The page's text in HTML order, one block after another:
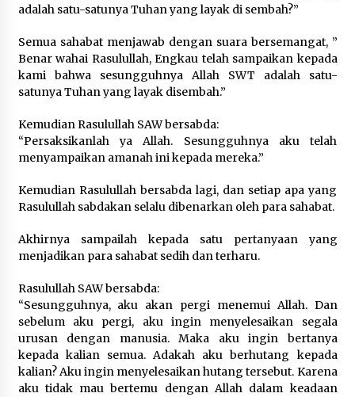
Persiapan santunan Muharam…, Sabtu, 29
Agustus 2020
6 tahun ago
Santunan Terlaksana dengan Sukses Meskipun
Persiapannya Singkat
Santunan Lebaran 1441 H, Alhamdulillah Telah
Dilaksanakan
Sembako dan Perlengkapan Mandi Untuk Anak-
anak Yatim
adalah satu-satunya Tuhan yang layak di sembah?”
Semua sahabat menjawab dengan suara bersemangat, ”
Benar wahai Rasulullah, Engkau telah sampaikan kepada
kami bahwa sesungguhnya Allah SWT adalah satu-
satunya Tuhan yang layak disembah.”
Kemudian Rasulullah SAW bersabda:
“Persaksikanlah ya Allah. Sesungguhnya aku telah
menyampaikan amanah ini kepada mereka.”
Kemudian Rasulullah bersabda lagi, dan setiap apa yang
Rasulullah sabdakan selalu dibenarkan oleh para sahabat.
Akhirnya sampailah kepada satu pertanyaan yang
menjadikan para sahabat sedih dan terharu.
Rasulullah SAW bersabda:
“Sesungguhnya, aku akan pergi menemui Allah. Dan
sebelum aku pergi, aku ingin menyelesaikan segala
urusan dengan manusia. Maka aku ingin bertanya
kepada kalian semua. Adakah aku berhutang kepada
kalian? Aku ingin menyelesaikan hutang tersebut. Karena
aku tidak mau bertemu dengan Allah dalam keadaan